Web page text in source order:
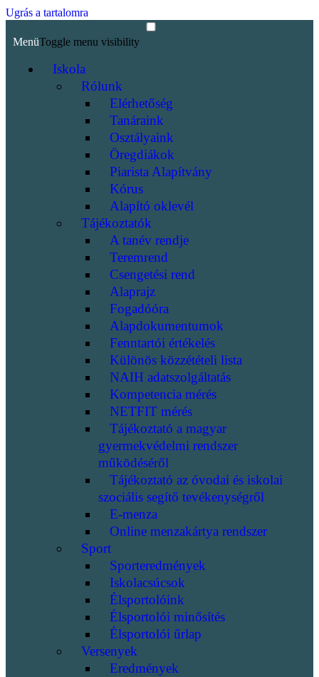
Ugrás a tartalomra
MenüToggle menu visibility
Iskola
Rólunk
Elérhetőség
Tanáraink
Osztályaink
Öregdiákok
Piarista Alapítvány
Kórus
Alapító oklevél
Tájékoztatók
A tanév rendje
Teremrend
Csengetési rend
Alaprajz
Fogadóóra
Alapdokumentumok
Fenntartói értékelés
Különös közzétételi lista
NAIH adatszolgáltatás
Kompetencia mérés
NETFIT mérés
Tájékoztató a magyar
gyermekvédelmi rendszer
működéséről
Tájékoztató az óvodai és iskolai
szociális segítő tevékenységről
E-menza
Online menzakártya rendszer
Sport
Sporteredmények
Iskolacsúcsok
Élsportolóink
Élsportolói minősítés
Élsportolói űrlap
Versenyek
Eredmények